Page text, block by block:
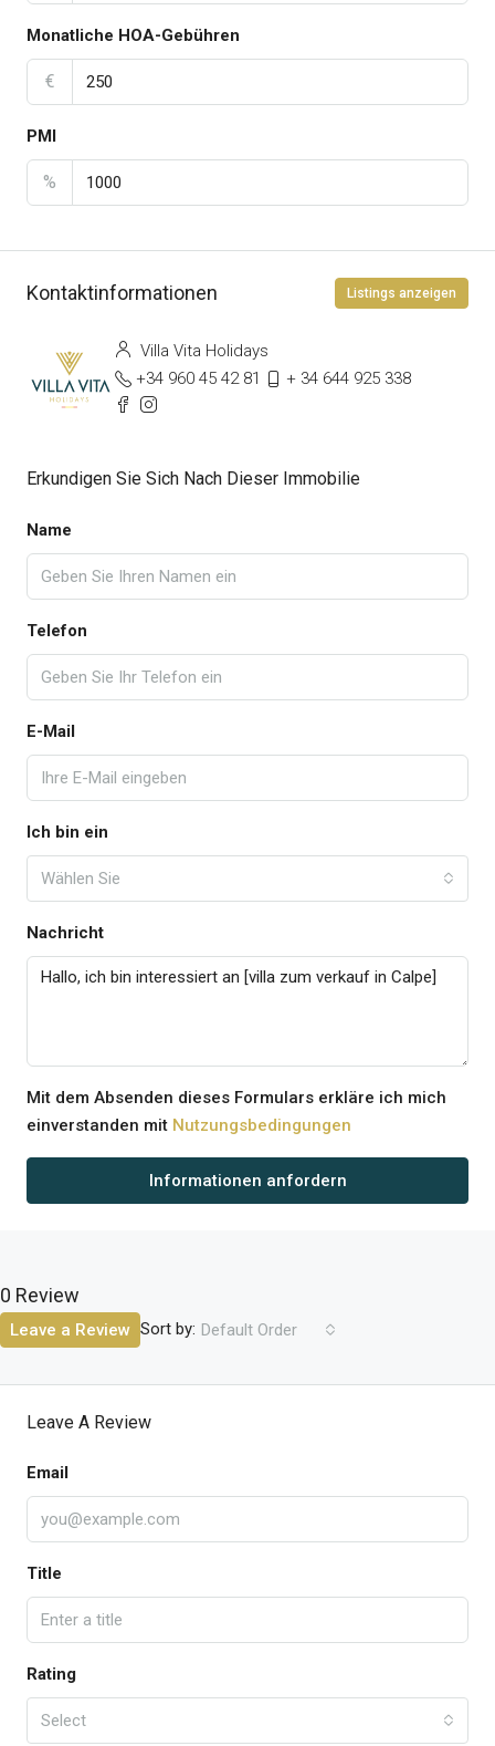
Monatliche HOA-Gebühren
€
PMI
%
Kontaktinformationen Listings anzeigen
Villa Vita Holidays
+34 960 45 42 81
+ 34 644 925 338
Erkundigen Sie Sich Nach Dieser Immobilie
Name
Telefon
E-Mail
Ich bin ein
Wählen Sie
Nachricht
Mit dem Absenden dieses Formulars erkläre ich mich
einverstanden mit Nutzungsbedingungen
Informationen anfordern
0 Review
Sort by: Default Order
Leave a Review
Leave A Review
Email
Title
Rating
Select